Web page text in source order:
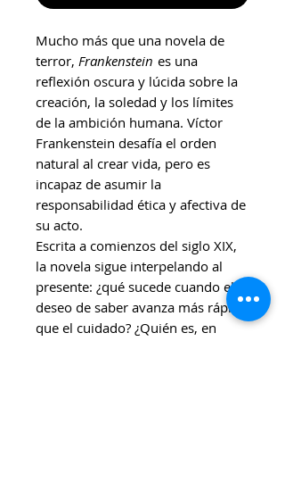
Mucho más que una novela de
terror, Frankenstein es una
reflexión oscura y lúcida sobre la
creación, la soledad y los límites
de la ambición humana. Víctor
Frankenstein desafía el orden
natural al crear vida, pero es
incapaz de asumir la
responsabilidad ética y afectiva de
su acto.
Escrita a comienzos del siglo XIX,
la novela sigue interpelando al
presente: ¿qué sucede cuando el
deseo de saber avanza más rápido
que el cuidado? ¿Quién es, en